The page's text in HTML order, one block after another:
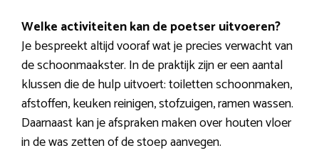
Welke activiteiten kan de poetser uitvoeren?
Je bespreekt altijd vooraf wat je precies verwacht van
de schoonmaakster. In de praktijk zijn er een aantal
klussen die de hulp uitvoert: toiletten schoonmaken,
afstoffen, keuken reinigen, stofzuigen, ramen wassen.
Daarnaast kan je afspraken maken over houten vloer
in de was zetten of de stoep aanvegen.